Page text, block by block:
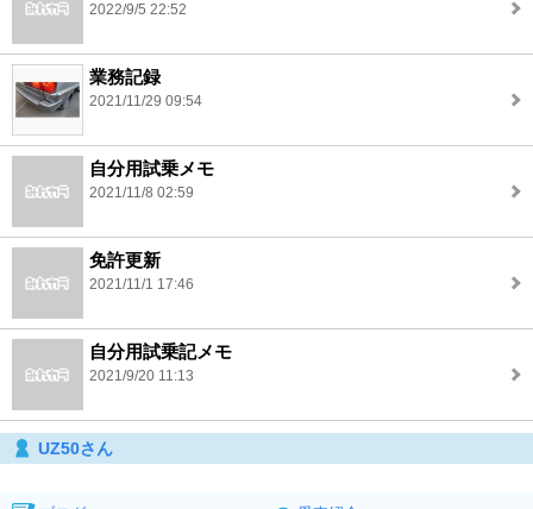
2022/9/5 22:52
業務記録
2021/11/29 09:54
自分用試乗メモ
2021/11/8 02:59
免許更新
2021/11/1 17:46
自分用試乗記メモ
2021/9/20 11:13
UZ50さん